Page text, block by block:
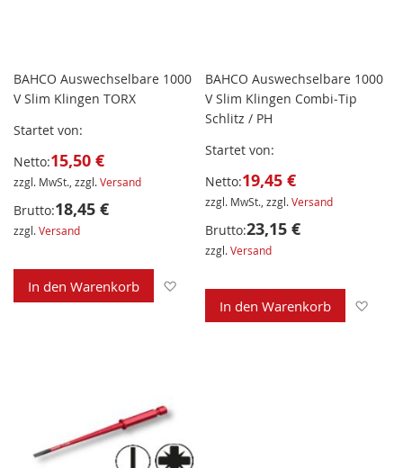
BAHCO Auswechselbare 1000
V Slim Klingen TORX
Startet von
Netto:15,50 €
zzgl. MwSt., zzgl.Versand
Brutto:18,45 €
zzgl.Versand
In den Warenkorb Zur Wunschliste hinzufügen
BAHCO Auswechselbare 1000
V Slim Klingen Combi‐Tip
Schlitz / PH
Startet von
Netto:19,45 €
zzgl. MwSt., zzgl.Versand
Brutto:23,15 €
zzgl.Versand
In den Warenkorb